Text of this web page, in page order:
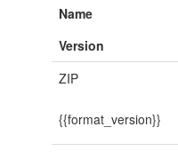
Name
Version
ZIP
{{format_version}}